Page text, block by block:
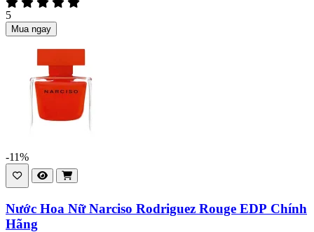
5
Mua ngay
-11%
Nước Hoa Nữ Narciso Rodriguez Rouge EDP Chính
Hãng